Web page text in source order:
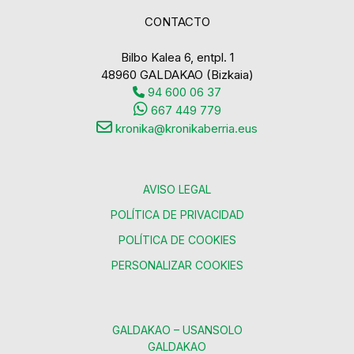
CONTACTO
Bilbo Kalea 6, entpl. 1
48960 GALDAKAO (Bizkaia)
94 600 06 37
667 449 779
kronika@kronikaberria.eus
AVISO LEGAL
POLÍTICA DE PRIVACIDAD
POLÍTICA DE COOKIES
PERSONALIZAR COOKIES
GALDAKAO – USANSOLO
GALDAKAO